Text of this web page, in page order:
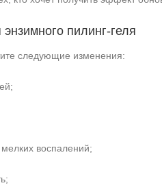
пилинг‑геля
следующие изменения:
воспалений;